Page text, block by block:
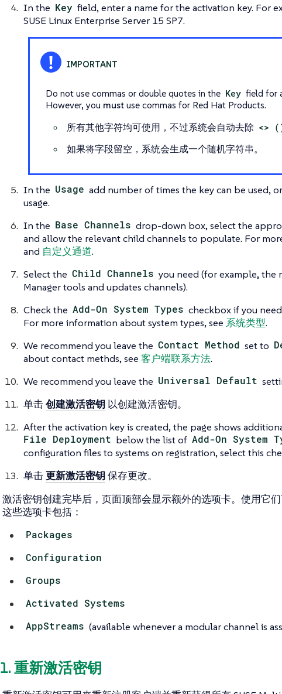
In the Key field, enter a name for the activation key. For
SUSE Linux Enterprise Server 15 SP7.
Do not use commas or double quotes in the Key field for
However, you must use commas for Red Hat Products.
所有其他字符均可使用，不过系统会自动去除 <>
如果将字段留空，系统会生成一个随机字符串。
In the Usage add number of times the key can be used,
usage.
In the Base Channels drop-down box, select the
and allow the relevant child channels to populate. For
and 自定义通道.
Select the Child Channels you need (for example, the
Manager tools and updates channels).
Check the Add-On System Types checkbox if you
For more information about system types, see 系统类型.
We recommend you leave the Contact Method set to
about contact methds, see 客户端联系方法.
We recommend you leave the Universal Default
单击创建激活密钥以创建激活密钥。
After the activation key is created, the page shows
File Deployment below the list of Add-On System
configuration files to systems on registration, select this
单击更新激活密钥保存更改。
激活密钥创建完毕后，页面顶部会显示额外的选项卡。使用它们
这些选项卡包括：
Packages
Configuration
Groups
Activated Systems
AppStreams (available whenever a modular channel is
1. 重新激活密钥